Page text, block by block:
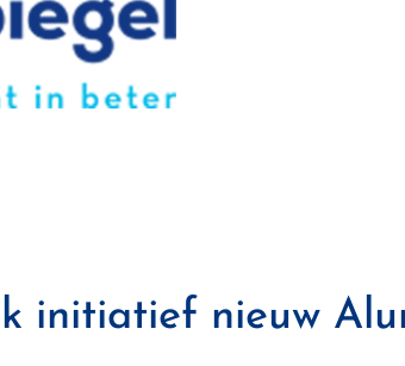
initiatief nieuw